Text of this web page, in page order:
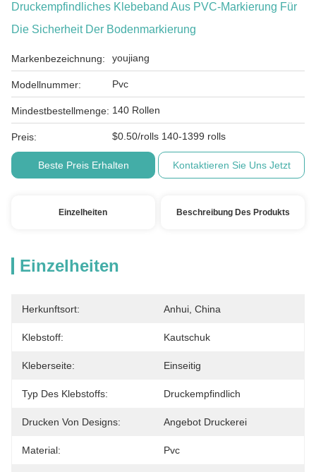
Druckempfindliches Klebeband Aus PVC-Markierung Für
Die Sicherheit Der Bodenmarkierung
Markenbezeichnung: youjiang
Modellnummer: Pvc
Mindestbestellmenge: 140 Rollen
Preis: $0.50/rolls 140-1399 rolls
Beste Preis Erhalten Kontaktieren Sie Uns Jetzt
Einzelheiten Beschreibung Des Produkts
Einzelheiten
Herkunftsort: Anhui, China
Klebstoff: Kautschuk
Kleberseite: Einseitig
Typ Des Klebstoffs: Druckempfindlich
Drucken Von Designs: Angebot Druckerei
Material: Pvc